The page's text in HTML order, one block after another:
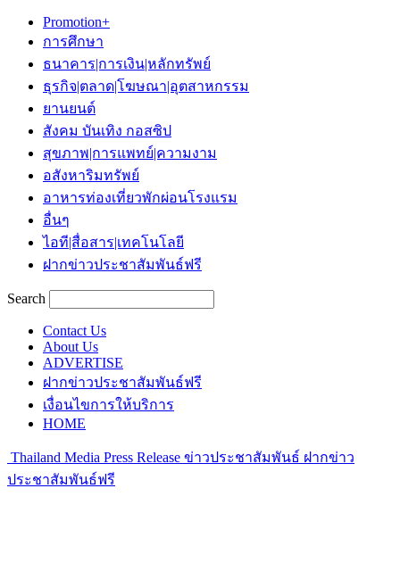
Promotion+
การศึกษา
ธนาคาร|การเงิน|หลักทรัพย์
ธุรกิจ|ตลาด|โฆษณา|อุตสาหกรรม
ยานยนต์
สังคม บันเทิง กอสซิป
สุขภาพ|การแพทย์|ความงาม
อสังหาริมทรัพย์
อาหารท่องเที่ยวพักผ่อนโรงแรม
อื่นๆ
ไอที|สื่อสาร|เทคโนโลยี
ฝากข่าวประชาสัมพันธ์ฟรี
Search
Contact Us
About Us
ADVERTISE
ฝากข่าวประชาสัมพันธ์ฟรี
เงื่อนไขการให้บริการ
HOME
Thailand Media Press Release ข่าวประชาสัมพันธ์ ฝากข่าว
ประชาสัมพันธ์ฟรี